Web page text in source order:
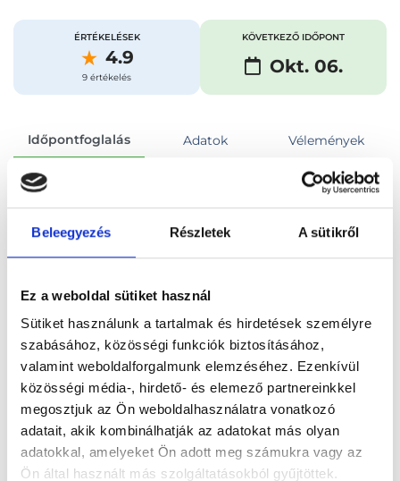
Beleegyezés Részletek A sütikről
Ez a weboldal sütiket használ
Sütiket használunk a tartalmak és hirdetések személyre
szabásához, közösségi funkciók biztosításához,
valamint weboldalforgalmunk elemzéséhez. Ezenkívül
közösségi média-, hirdető- és elemező partnereinkkel
megosztjuk az Ön weboldalhasználatra vonatkozó
adatait, akik kombinálhatják az adatokat más olyan
adatokkal, amelyeket Ön adott meg számukra vagy az
Ön által használt más szolgáltatásokból gyűjtöttek.
ÉRTÉKELÉSEK
4.9
9 értékelés
KÖVETKEZŐ IDŐPONT
Okt. 06.
Időpontfoglalás Adatok Vélemények
Foglalj időpontot
Összes szakterület Ortopédiai szakorvosi vizsgálat
Főoldal Orvosok Ortopédus
Ortopédus, Budapest, III. kerület
Dr. Lacza Zsombor PhD